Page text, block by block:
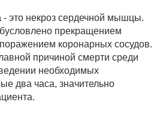
- это некроз сердечной мышцы.
прекращением
коронарных сосудов.
причиной смерти среди
необходимых
два часа, значительно